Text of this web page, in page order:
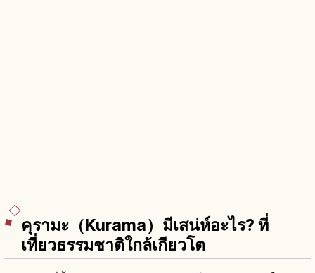
คุรามะ（Kurama）มีเสน่ห์อะไร? ที่
เที่ยวธรรมชาติใกล้เกียวโต